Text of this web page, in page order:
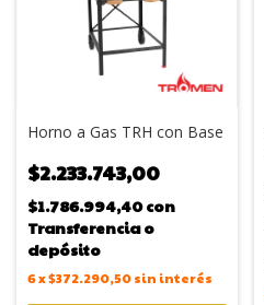
Horno a Gas TRH con Base
$2.233.743,00
$1.786.994,40con
Transferencia o
depósito
6x$372.290,50sin interés